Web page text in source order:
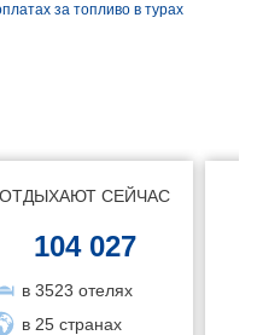
за топливо в турах
ОТДЫХАЮТ СЕЙЧАС
104 027
в 3523 отелях
в 25 странах